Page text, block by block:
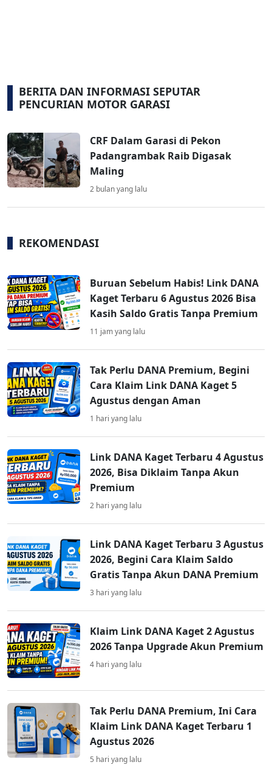
BERITA DAN INFORMASI SEPUTAR
PENCURIAN MOTOR GARASI
CRF Dalam Garasi di Pekon
Padangrambak Raib Digasak
Maling
2 bulan yang lalu
REKOMENDASI
Buruan Sebelum Habis! Link DANA
Kaget Terbaru 6 Agustus 2026 Bisa
Kasih Saldo Gratis Tanpa Premium
11 jam yang lalu
Tak Perlu DANA Premium, Begini
Cara Klaim Link DANA Kaget 5
Agustus dengan Aman
1 hari yang lalu
Link DANA Kaget Terbaru 4 Agustus
2026, Bisa Diklaim Tanpa Akun
Premium
2 hari yang lalu
Link DANA Kaget Terbaru 3 Agustus
2026, Begini Cara Klaim Saldo
Gratis Tanpa Akun DANA Premium
3 hari yang lalu
Klaim Link DANA Kaget 2 Agustus
2026 Tanpa Upgrade Akun Premium
4 hari yang lalu
Tak Perlu DANA Premium, Ini Cara
Klaim Link DANA Kaget Terbaru 1
Agustus 2026
5 hari yang lalu